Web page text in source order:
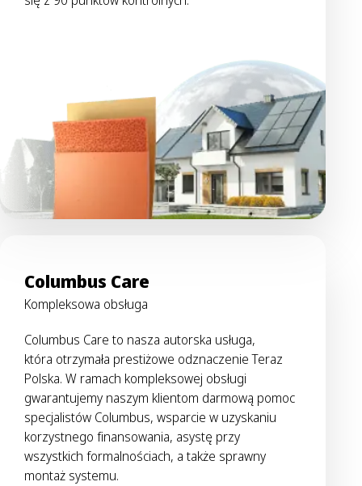
Columbus Care
Kompleksowa obsługa
Columbus Care to nasza autorska usługa,
która otrzymała prestiżowe odznaczenie Teraz
Polska. W ramach kompleksowej obsługi
gwarantujemy naszym klientom darmową pomoc
specjalistów Columbus, wsparcie w uzyskaniu
korzystnego finansowania, asystę przy
wszystkich formalnościach, a także sprawny
montaż systemu.